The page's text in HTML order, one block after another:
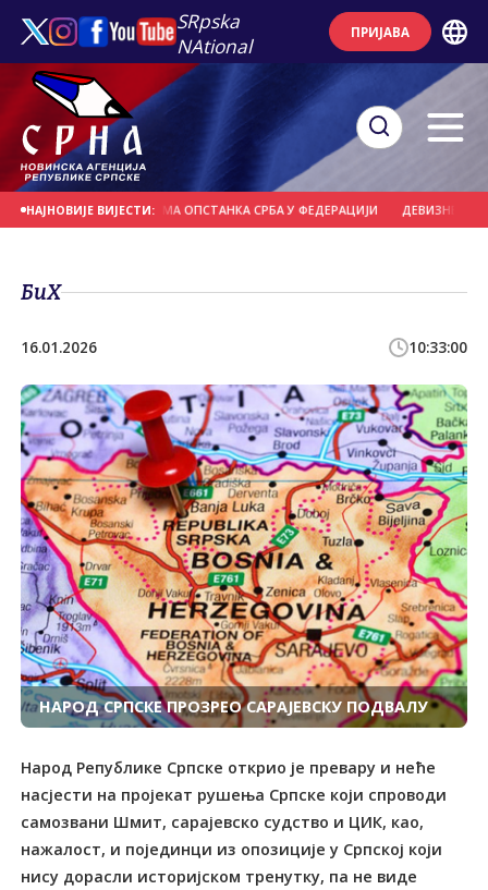
SRpska
NAtional
ПРИЈАВА
НАЈНОВИЈЕ ВИЈЕСТИ:
И СРБИЈЕ НЕМА ОПСТАНКА СРБА У ФЕДЕРАЦИЈИ ДЕВИЗНЕ РЕЗЕРВЕ
БиХ
16.01.2026 10:33:00
НАРОД СРПСКЕ ПРОЗРЕО САРАЈЕВСКУ ПОДВАЛУ
Народ Републике Српске открио је превару и неће
насјести на пројекат рушења Српске који спроводи
самозвани Шмит, сарајевско судство и ЦИК, као,
нажалост, и појединци из опозиције у Српској који
нису дорасли историјском тренутку, па не виде